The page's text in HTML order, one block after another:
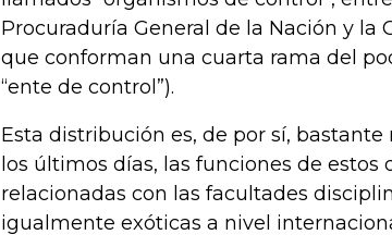
Procuraduría General de la Nación y la
que conforman una cuarta rama del
“ente de control”).
Esta distribución es, de por sí, bastante
los últimos días, las funciones de estos
relacionadas con las facultades
igualmente exóticas a nivel